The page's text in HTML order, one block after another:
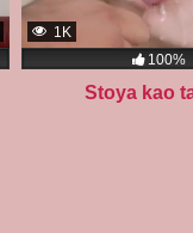
1K
100%
Stoya kao